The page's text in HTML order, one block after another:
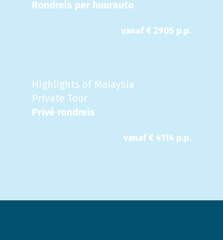
Rondreis per huurauto
vanaf € 2905 p.p.
Highlights of Malaysia
Private Tour
Privé rondreis
vanaf € 4114 p.p.